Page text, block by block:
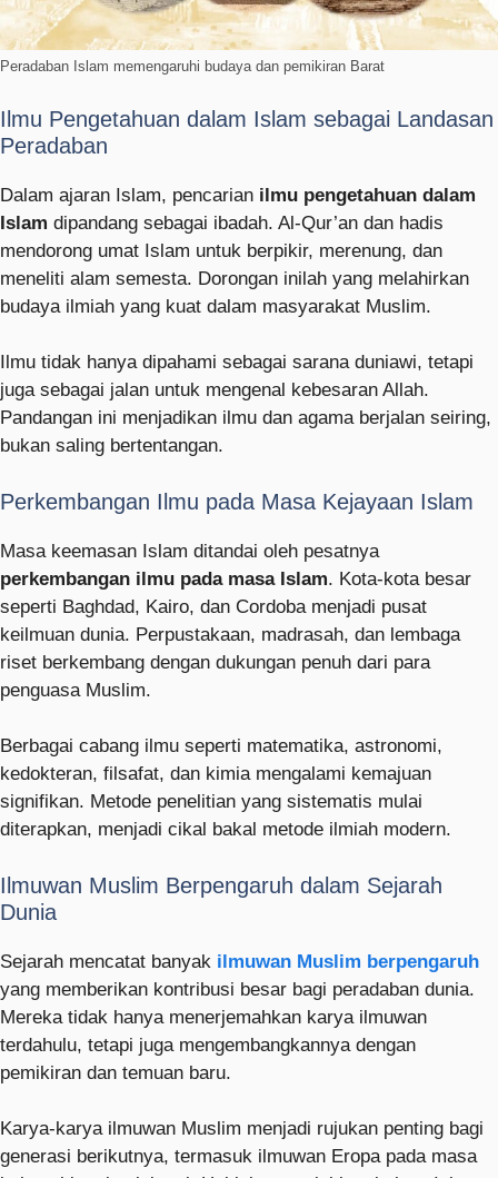
Peradaban Islam memengaruhi budaya dan pemikiran Barat
Ilmu Pengetahuan dalam Islam sebagai Landasan
Peradaban
Dalam ajaran Islam, pencarian ilmu pengetahuan dalam
Islam dipandang sebagai ibadah. Al-Qur’an dan hadis
mendorong umat Islam untuk berpikir, merenung, dan
meneliti alam semesta. Dorongan inilah yang melahirkan
budaya ilmiah yang kuat dalam masyarakat Muslim.
Ilmu tidak hanya dipahami sebagai sarana duniawi, tetapi
juga sebagai jalan untuk mengenal kebesaran Allah.
Pandangan ini menjadikan ilmu dan agama berjalan seiring,
bukan saling bertentangan.
Perkembangan Ilmu pada Masa Kejayaan Islam
Masa keemasan Islam ditandai oleh pesatnya
perkembangan ilmu pada masa Islam. Kota-kota besar
seperti Baghdad, Kairo, dan Cordoba menjadi pusat
keilmuan dunia. Perpustakaan, madrasah, dan lembaga
riset berkembang dengan dukungan penuh dari para
penguasa Muslim.
Berbagai cabang ilmu seperti matematika, astronomi,
kedokteran, filsafat, dan kimia mengalami kemajuan
signifikan. Metode penelitian yang sistematis mulai
diterapkan, menjadi cikal bakal metode ilmiah modern.
Ilmuwan Muslim Berpengaruh dalam Sejarah
Dunia
Sejarah mencatat banyak ilmuwan Muslim berpengaruh
yang memberikan kontribusi besar bagi peradaban dunia.
Mereka tidak hanya menerjemahkan karya ilmuwan
terdahulu, tetapi juga mengembangkannya dengan
pemikiran dan temuan baru.
Karya-karya ilmuwan Muslim menjadi rujukan penting bagi
generasi berikutnya, termasuk ilmuwan Eropa pada masa